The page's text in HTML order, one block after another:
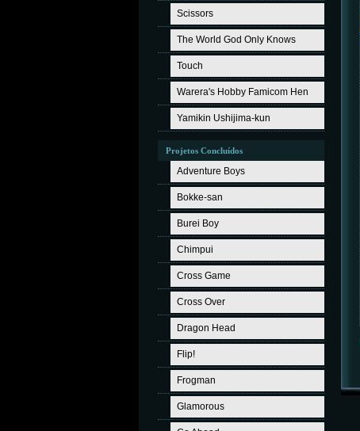
Scissors
The World God Only Knows
Touch
Warera's Hobby Famicom Hen
Yamikin Ushijima-kun
Projetos Concluídos
Adventure Boys
Bokke-san
Burei Boy
Chimpui
Cross Game
Cross Over
Dragon Head
Flip!
Frogman
Glamorous